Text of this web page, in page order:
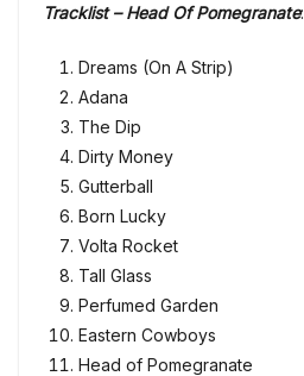
Tracklist – Head Of Pomegranate:
Dreams (On A Strip)
Adana
The Dip
Dirty Money
Gutterball
Born Lucky
Volta Rocket
Tall Glass
Perfumed Garden
Eastern Cowboys
Head of Pomegranate